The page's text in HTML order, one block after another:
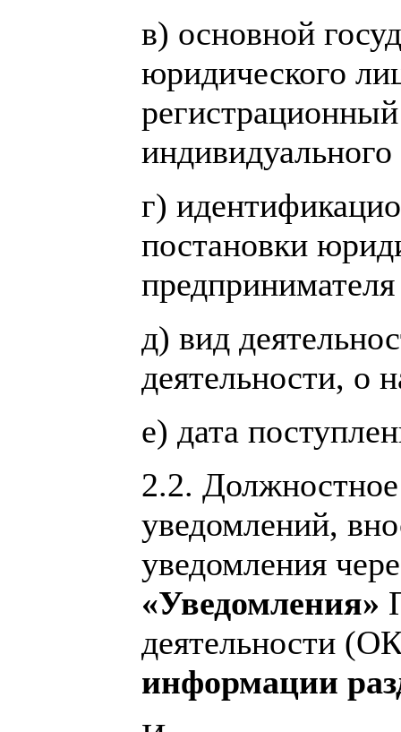
в) основной
юридического
г)
постановки
д) вид
деятельности, о
е) дата
2.2.
уведомлений,
уведомления
«Уведомления»
деятельности
информации